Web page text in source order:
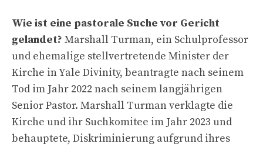
Wie ist eine pastorale Suche vor Gericht
gelandet? Marshall Turman, ein Schulprofessor
und ehemalige stellvertretende Minister der
Kirche in Yale Divinity, beantragte nach seinem
Tod im Jahr 2022 nach seinem langjährigen
Senior Pastor. Marshall Turman verklagte die
Kirche und ihr Suchkomitee im Jahr 2023 und
behauptete, Diskriminierung aufgrund ihres